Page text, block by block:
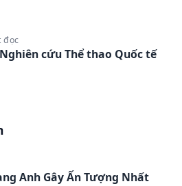
đọc
cứu Thể thao Quốc tế
Anh Gây Ấn Tượng Nhất